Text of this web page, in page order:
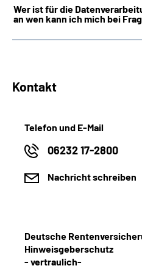
Wer ist für die
an wen kann ich mich bei
Kontakt
Telefon und E-Mail
06232 17-2800
Nachricht schreiben
Deutsche
Hinweisgeberschutz
- vertraulich-